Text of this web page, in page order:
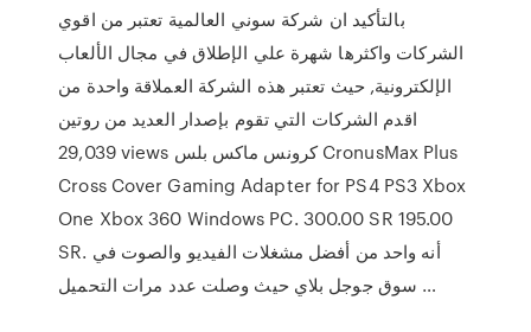
بالتأكيد ان شركة سوني العالمية تعتبر من اقوي
الشركات واكثرها شهرة علي الإطلاق في مجال الألعاب
الإلكترونية, حيث تعتبر هذه الشركة العملاقة واحدة من
اقدم الشركات التي تقوم بإصدار العديد من روتين
29,039 views كرونس ماكس بلس CronusMax Plus
Cross Cover Gaming Adapter for PS4 PS3 Xbox
One Xbox 360 Windows PC. 300.00 SR 195.00
SR. أنه واحد من أفضل مشغلات الفيديو والصوت في
سوق جوجل بلاي حيث وصلت عدد مرات التحميل …